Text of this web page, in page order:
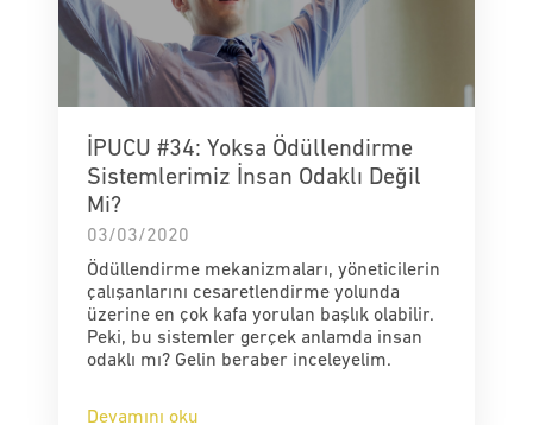
İPUCU #34: Yoksa Ödüllendirme
Sistemlerimiz İnsan Odaklı Değil
Mi?
03/03/2020
Ödüllendirme mekanizmaları, yöneticilerin
çalışanlarını cesaretlendirme yolunda
üzerine en çok kafa yorulan başlık olabilir.
Peki, bu sistemler gerçek anlamda insan
odaklı mı? Gelin beraber inceleyelim.
Devamını oku